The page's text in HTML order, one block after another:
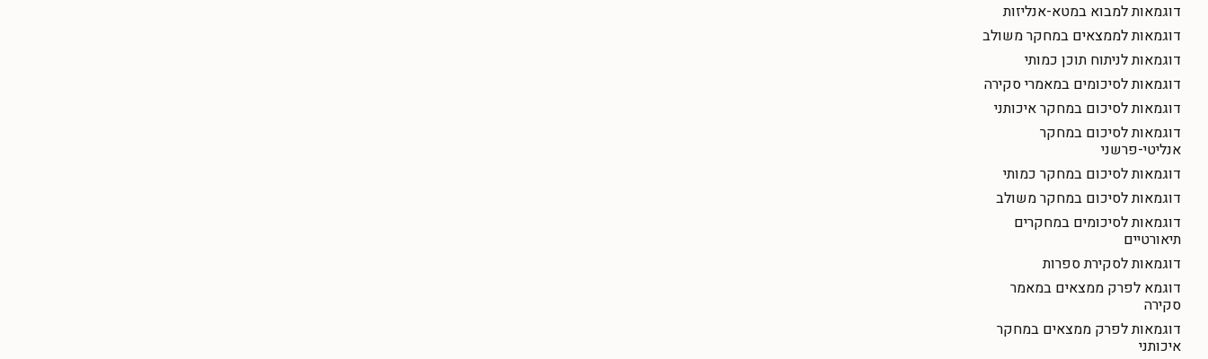
דוגמאות למבוא במטא-אנליזות
דוגמאות לממצאים במחקר משולב
דוגמאות לניתוח תוכן כמותי
דוגמאות לסיכומים במאמרי סקירה
דוגמאות לסיכום במחקר איכותני
דוגמאות לסיכום במחקר
אנליטי-פרשני
דוגמאות לסיכום במחקר כמותי
דוגמאות לסיכום במחקר משולב
דוגמאות לסיכומים במחקרים
תיאורטיים
דוגמאות לסקירת ספרות
דוגמא לפרק ממצאים במאמר
סקירה
דוגמאות לפרק ממצאים במחקר
איכותני